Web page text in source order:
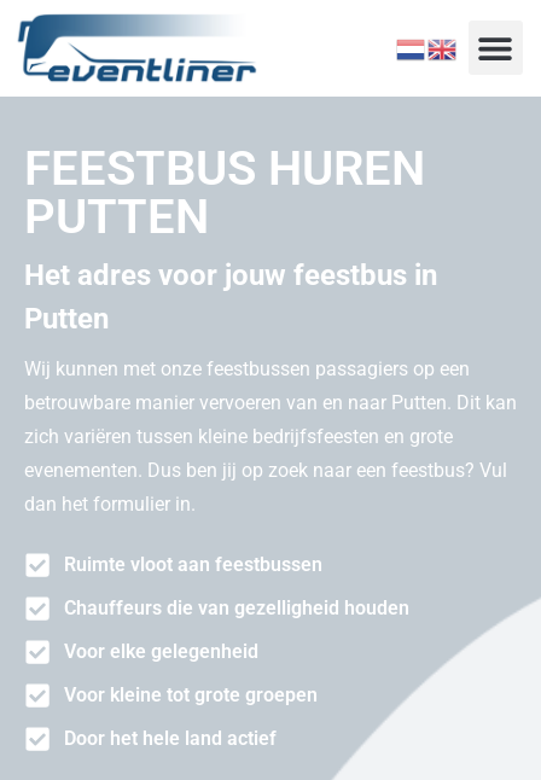
FEESTBUS HUREN
PUTTEN
Het adres voor jouw feestbus in
Putten
Wij kunnen met onze feestbussen passagiers op een
betrouwbare manier vervoeren van en naar Putten. Dit kan
zich variëren tussen kleine bedrijfsfeesten en grote
evenementen. Dus ben jij op zoek naar een feestbus? Vul
dan het formulier in.
Ruimte vloot aan feestbussen
Chauffeurs die van gezelligheid houden
Voor elke gelegenheid
Voor kleine tot grote groepen
Door het hele land actief